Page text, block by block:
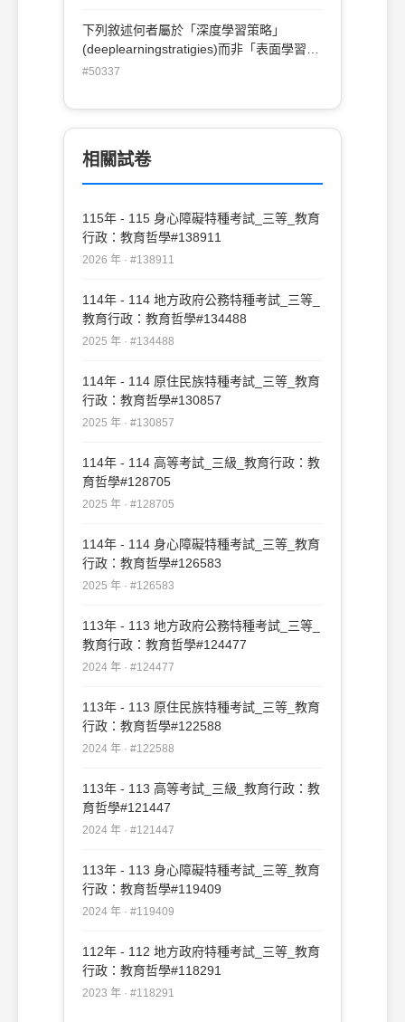
映的關係 (D)教師教學的時候應盡可能協助
學生遵循專家的建構順序
下列敘述何者屬於「深度學習策略」
(deeplearningstratigies)而非「表面學習策
略」(surfacelearningstratigies)？(A)將新
材料重複背誦(C)解決教室中所解釋過的問
題(D)回答自己所確定理解的基本問題。
#50337
相關試卷
115年 - 115 身心障礙特種考試_三等_教育
行政：教育哲學#138911
2026 年 · #138911
114年 - 114 地方政府公務特種考試_三等_
教育行政：教育哲學#134488
2025 年 · #134488
114年 - 114 原住民族特種考試_三等_教育
行政：教育哲學#130857
2025 年 · #130857
114年 - 114 高等考試_三級_教育行政：教
育哲學#128705
2025 年 · #128705
114年 - 114 身心障礙特種考試_三等_教育
行政：教育哲學#126583
2025 年 · #126583
113年 - 113 地方政府公務特種考試_三等_
教育行政：教育哲學#124477
2024 年 · #124477
113年 - 113 原住民族特種考試_三等_教育
行政：教育哲學#122588
2024 年 · #122588
113年 - 113 高等考試_三級_教育行政：教
育哲學#121447
2024 年 · #121447
113年 - 113 身心障礙特種考試_三等_教育
行政：教育哲學#119409
2024 年 · #119409
112年 - 112 地方政府特種考試_三等_教育
行政：教育哲學#118291
2023 年 · #118291